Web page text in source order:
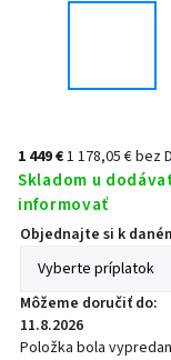
1 449 €1 178,05 €bez
Skladom u
informovať
Objednajte si k
Môžeme doručiť do:
11.8.2026
Položka bola